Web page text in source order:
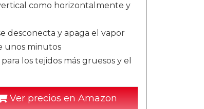
como horizontalmente y
desconecta y apaga el vapor
unos minutos
los tejidos más gruesos y el
Ver precios en Amazon